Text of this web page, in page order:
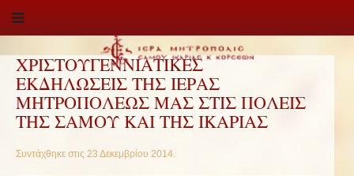
ΧΡΙΣΤΟΥΓΕΝΝΙΑΤΙΚΕΣ
ΕΚΔΗΛΩΣΕΙΣ ΤΗΣ ΙΕΡΑΣ
ΜΗΤΡΟΠΟΛΕΩΣ ΜΑΣ ΣΤΙΣ ΠΟΛΕΙΣ
ΤΗΣ ΣΑΜΟΥ ΚΑΙ ΤΗΣ ΙΚΑΡΙΑΣ
Συντάχθηκε στις 23 Δεκεμβρίου 2014.